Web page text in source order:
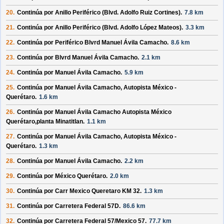
20. Continúa por Anillo Periférico (Blvd. Adolfo Ruiz Cortines). 7.8 km
21. Continúa por Anillo Periférico (Blvd. Adolfo López Mateos). 3.3 km
22. Continúa por Periférico Blvrd Manuel Ávila Camacho. 8.6 km
23. Continúa por Blvrd Manuel Ávila Camacho. 2.1 km
24. Continúa por Manuel Ávila Camacho. 5.9 km
25. Continúa por Manuel Ávila Camacho, Autopista México -
Querétaro. 1.6 km
26. Continúa por Manuel Ávila Camacho Autopista México
Querétaro,planta Minatitlan. 1.1 km
27. Continúa por Manuel Ávila Camacho, Autopista México -
Querétaro. 1.3 km
28. Continúa por Manuel Ávila Camacho. 2.2 km
29. Continúa por México Querétaro. 2.0 km
30. Continúa por Carr Mexico Queretaro KM 32. 1.3 km
31. Continúa por Carretera Federal 57D. 86.6 km
32. Continúa por Carretera Federal 57/Mexico 57. 77.7 km